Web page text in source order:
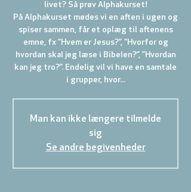
livet? Så prøv Alphakurset!
På Alphakurset mødes vi en aften i ugen og
spiser sammen, får et oplæg til aftenens
emne, fx ”Hvem er Jesus?”, ”Hvorfor og
hvordan skal jeg læse i Bibelen?”, ”Hvordan
kan jeg tro?”. Endelig vil vi have en samtale
i grupper, hvor...
Man kan ikke længere tilmelde
sig
Se andre begivenheder